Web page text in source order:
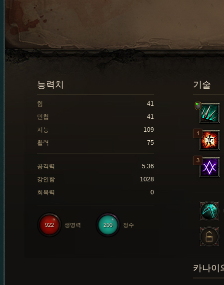
기술
능력치
힘
41
민첩
41
지능
109
활력
75
공격력
5.36
강인함
1028
회복력
0
200 정수
922 생명력
카나이